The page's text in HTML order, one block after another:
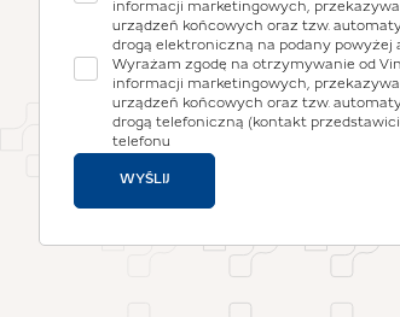
informacji marketingowych,
urządzeń końcowych oraz tzw.
drogą elektroniczną na podany powyżej
Wyrażam zgodę na otrzymywanie od
informacji marketingowych,
urządzeń końcowych oraz tzw.
drogą telefoniczną (kontakt
telefonu
WYŚLIJ